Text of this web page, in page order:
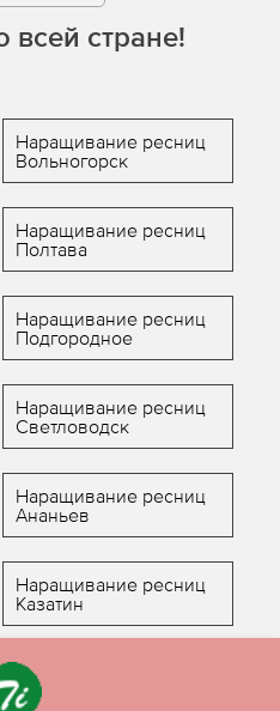
всей стране!
Наращивание ресниц
Вольногорск
Наращивание ресниц
Полтава
Наращивание ресниц
Подгородное
Наращивание ресниц
Светловодск
Наращивание ресниц
Ананьев
Наращивание ресниц
Казатин